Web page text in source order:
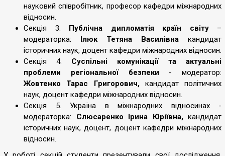
науковий співробітник, професор кафедри міжнародних
відносин.
Секція 3. Публічна дипломатія країн світу–
модераторка: Ілюк Тетяна Василівна кандидат
історичних наук, доцент кафедри міжнародних відносин.
Секція 4. Суспільні комунікації та актуальні
проблеми регіональної безпеки - модератор:
Жовтенко Тарас Григорович, кандидат політичних
наук, доцент кафедри міжнародних відносин.
Секція 5. Україна в міжнародних відносинах -
модераторка: Слюсаренко Ірина Юріївна, кандидат
історичних наук, доцент, доцент кафедри міжнародних
відносин.